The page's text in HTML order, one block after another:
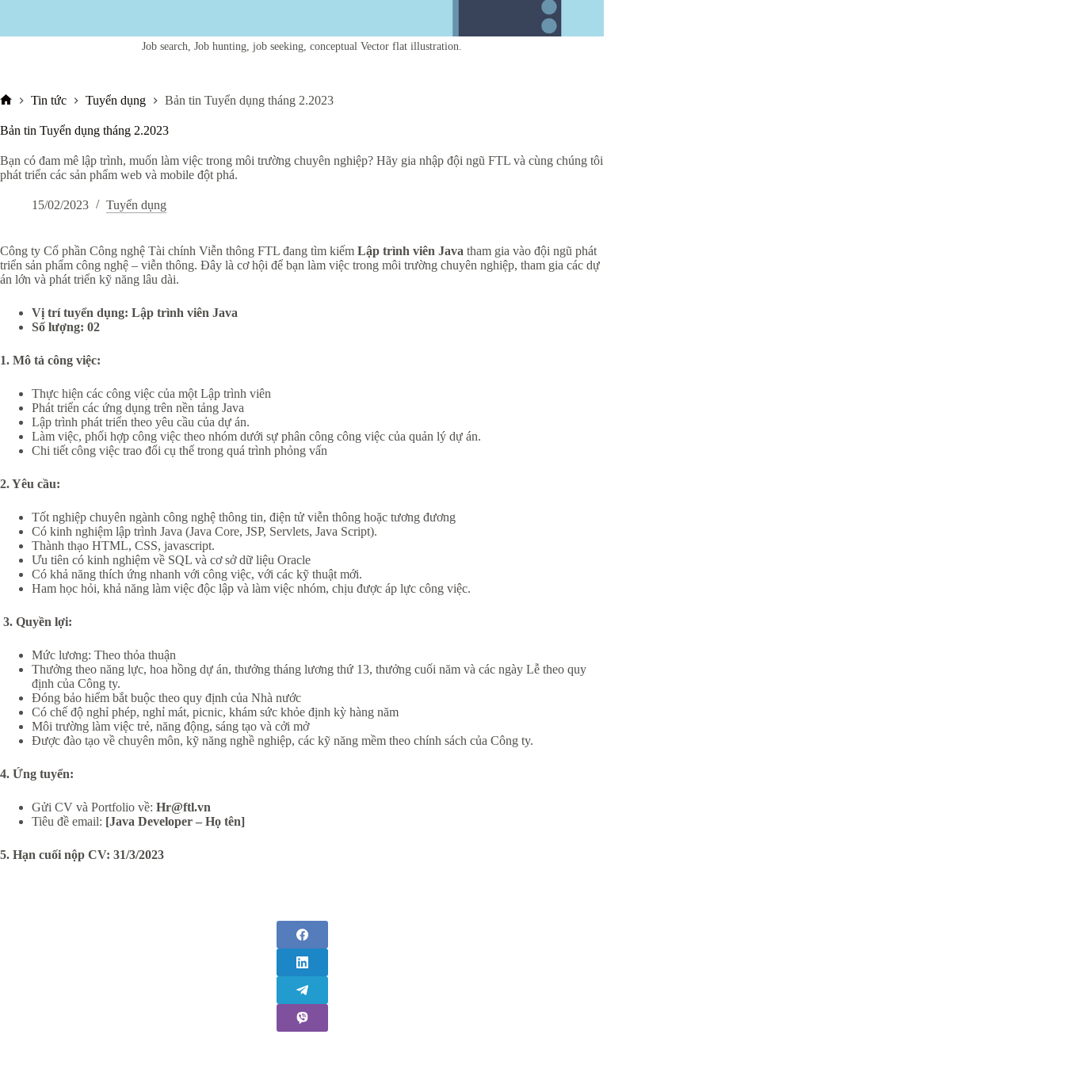
Job search, Job hunting, job seeking, conceptual Vector flat illustration.
chủ
Tin tức Tuyển dụng Bản tin Tuyển dụng tháng 2.2023
Bản tin Tuyển dụng tháng 2.2023
Bạn có đam mê lập trình, muốn làm việc trong môi trường chuyên nghiệp? Hãy gia nhập đội ngũ FTL và cùng chúng tôi
phát triển các sản phẩm web và mobile đột phá.
15/02/2023 Tuyển dụng
Công ty Cổ phần Công nghệ Tài chính Viễn thông FTL đang tìm kiếm Lập trình viên Java tham gia vào đội ngũ phát
triển sản phẩm công nghệ – viễn thông. Đây là cơ hội để bạn làm việc trong môi trường chuyên nghiệp, tham gia các dự
án lớn và phát triển kỹ năng lâu dài.
Vị trí tuyển dụng: Lập trình viên Java
Số lượng: 02
1. Mô tả công việc:
Thực hiện các công việc của một Lập trình viên
Phát triển các ứng dụng trên nền tảng Java
Lập trình phát triển theo yêu cầu của dự án.
Làm việc, phối hợp công việc theo nhóm dưới sự phân công công việc của quản lý dự án.
Chi tiết công việc trao đổi cụ thể trong quá trình phỏng vấn
2. Yêu cầu:
Tốt nghiệp chuyên ngành công nghệ thông tin, điện tử viễn thông hoặc tương đương
Có kinh nghiệm lập trình Java (Java Core, JSP, Servlets, Java Script).
Thành thạo HTML, CSS, javascript.
Ưu tiên có kinh nghiệm về SQL và cơ sở dữ liệu Oracle
Có khả năng thích ứng nhanh với công việc, với các kỹ thuật mới.
Ham học hỏi, khả năng làm việc độc lập và làm việc nhóm, chịu được áp lực công việc.
3. Quyền lợi:
Mức lương: Theo thỏa thuận
Thưởng theo năng lực, hoa hồng dự án, thưởng tháng lương thứ 13, thưởng cuối năm và các ngày Lễ theo quy
định của Công ty.
Đóng bảo hiểm bắt buộc theo quy định của Nhà nước
Có chế độ nghỉ phép, nghỉ mát, picnic, khám sức khỏe định kỳ hàng năm
Môi trường làm việc trẻ, năng động, sáng tạo và cởi mở
Được đào tạo về chuyên môn, kỹ năng nghề nghiệp, các kỹ năng mềm theo chính sách của Công ty.
4. Ứng tuyển:
Gửi CV và Portfolio về: Hr@ftl.vn
Tiêu đề email: [Java Developer – Họ tên]
5. Hạn cuối nộp CV: 31/3/2023